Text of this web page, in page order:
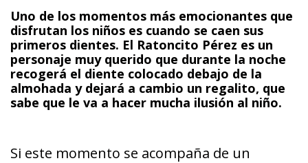
Uno de los momentos más emocionantes que
disfrutan los niños es cuando se caen sus
primeros dientes. El Ratoncito Pérez es un
personaje muy querido que durante la noche
recogerá el diente colocado debajo de la
almohada y dejará a cambio un regalito, que
sabe que le va a hacer mucha ilusión al niño.
Si este momento se acompaña de un